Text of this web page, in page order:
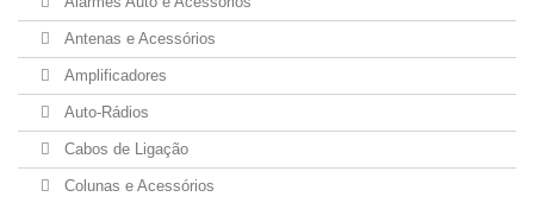
Antenas e Acessórios
Amplificadores
Auto-Rádios
Cabos de Ligação
Colunas e Acessórios